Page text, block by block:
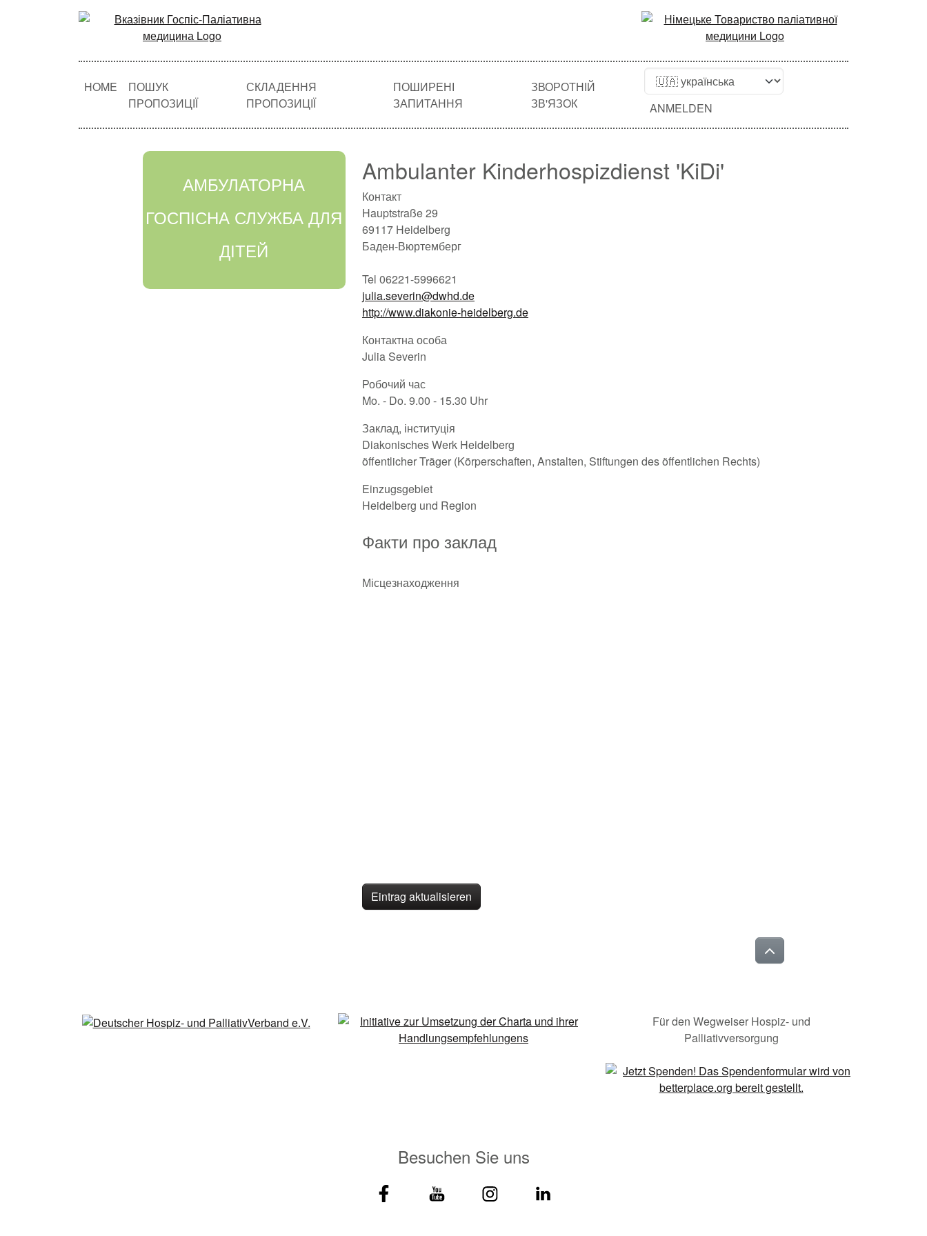
HOME
ПОШУК
ПРОПОЗИЦІЇ
СКЛАДЕННЯ
ПРОПОЗИЦІЇ
ПОШИРЕНІ
ЗАПИТАННЯ
ЗВОРОТНІЙ
ЗВ'ЯЗОК
ANMELDEN
АМБУЛАТОРНА
ГОСПІСНА СЛУЖБА ДЛЯ
ДІТЕЙ
Ambulanter Kinderhospizdienst 'KiDi'
Контакт
Hauptstraße 29
69117 Heidelberg
Баден-Вюртемберг
Tel 06221-5996621
julia.severin@dwhd.de
http://www.diakonie-heidelberg.de
Контактна особа
Julia Severin
Робочий час
Mo. - Do. 9.00 - 15.30 Uhr
Заклад, інституція
Diakonisches Werk Heidelberg
öffentlicher Träger (Körperschaften, Anstalten, Stiftungen des öffentlichen Rechts)
Einzugsgebiet
Heidelberg und Region
Факти про заклад
Місцезнаходження
Eintrag aktualisieren
Für den Wegweiser Hospiz- und
Palliativversorgung
Besuchen Sie uns